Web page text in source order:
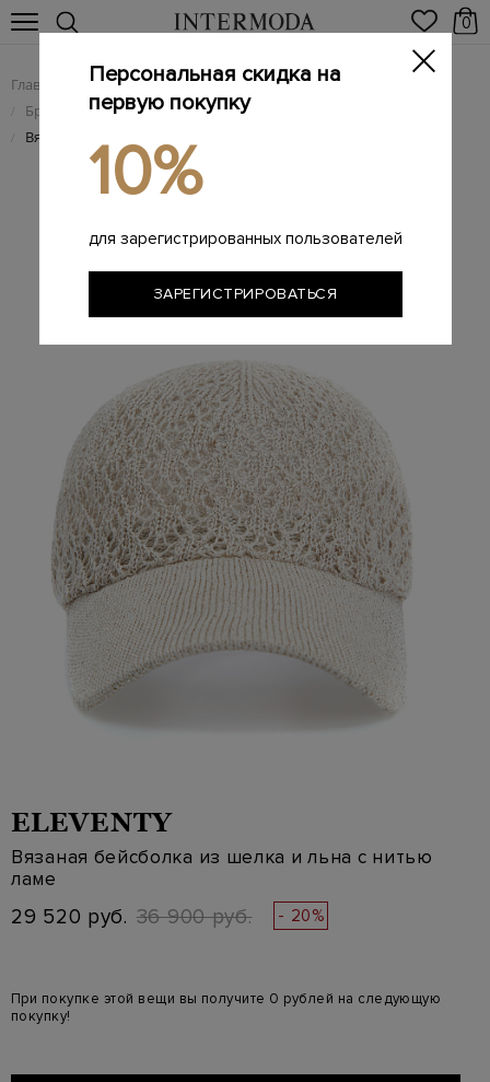
0
Главная Женщинам / Брендовые женские аксессуары
/ Брендовые женские головные уборы
/ Вязаная бейсболка из шелка и льна с нитью ламе
ELEVENTY
Вязаная бейсболка из шелка и льна с нитью
ламе
29 520 руб. 36 900 руб. - 20%
При покупке этой вещи вы получите 0 рублей на следующую
покупку!
Персональная скидка на
первую покупку
10%
для зарегистрированных пользователей
ЗАРЕГИСТРИРОВАТЬСЯ